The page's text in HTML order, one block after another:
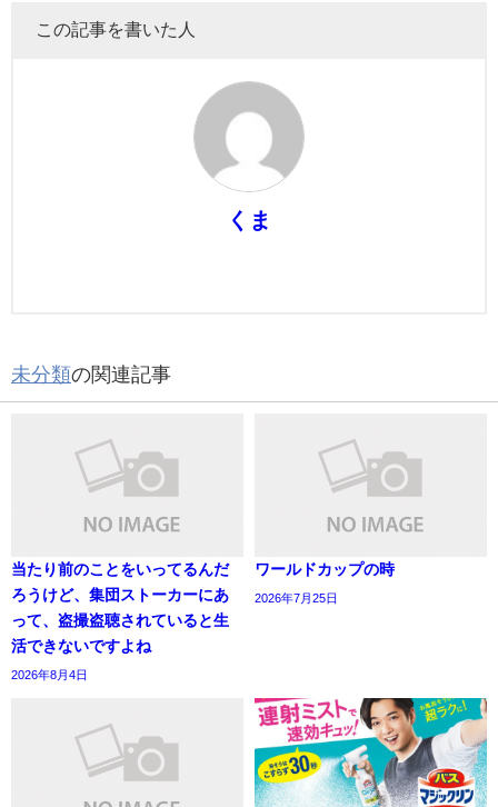
この記事を書いた人
くま
未分類の関連記事
当たり前のことをいってるんだ
ろうけど、集団ストーカーにあ
って、盗撮盗聴されていると生
活できないですよね
2026年8月4日
ワールドカップの時
2026年7月25日